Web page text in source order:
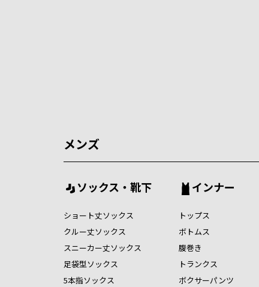
メンズ
ソックス・靴下
ショート丈ソックス
クルー丈ソックス
スニーカー丈ソックス
足袋型ソックス
5本指ソックス
インナー
トップス
ボトムス
腹巻き
トランクス
ボクサーパンツ